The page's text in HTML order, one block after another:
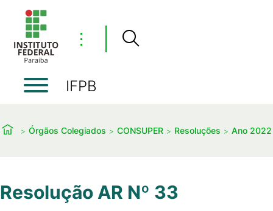
⋮
IFPB
Órgãos Colegiados CONSUPER Resoluções Ano 2022
Resolução AR Nº 33